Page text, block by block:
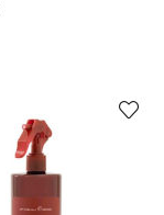
nella pagina del
prodotto